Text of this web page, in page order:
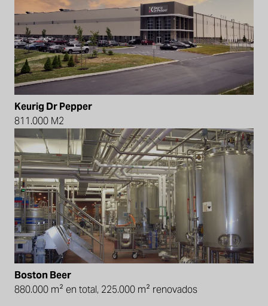
Keurig Dr Pepper
811.000 M2
Boston Beer
880.000 m² en total, 225.000 m² renovados